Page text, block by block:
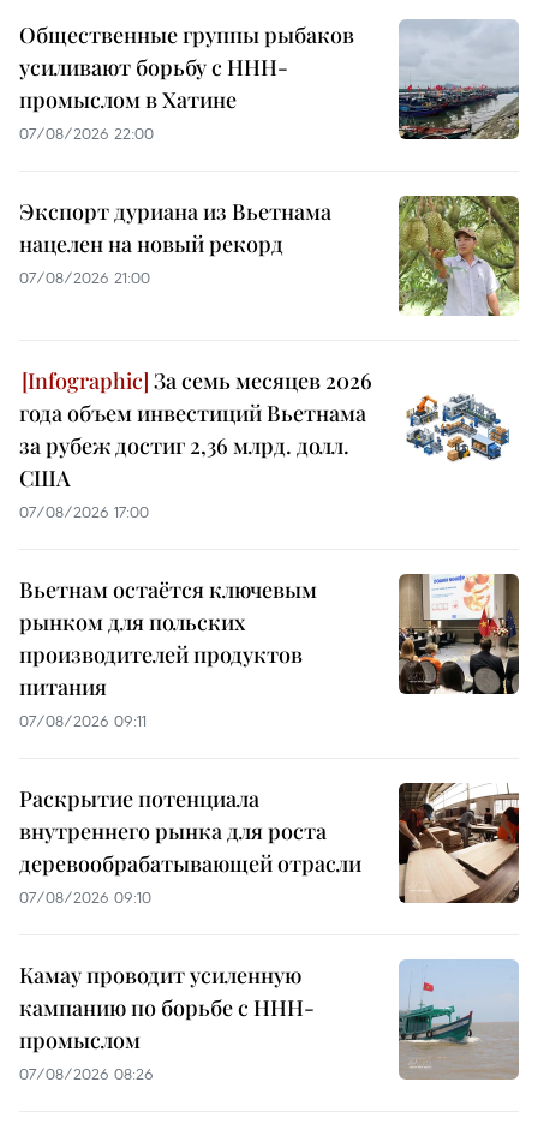
Общественные группы рыбаков
усиливают борьбу с ННН-
промыслом в Хатине
07/08/2026 22:00
Экспорт дуриана из Вьетнама
нацелен на новый рекорд
07/08/2026 21:00
За семь месяцев 2026
года объем инвестиций Вьетнама
за рубеж достиг 2,36 млрд. долл.
США
07/08/2026 17:00
Вьетнам остаётся ключевым
рынком для польских
производителей продуктов
питания
07/08/2026 09:11
Раскрытие потенциала
внутреннего рынка для роста
деревообрабатывающей отрасли
07/08/2026 09:10
Камау проводит усиленную
кампанию по борьбе с ННН-
промыслом
07/08/2026 08:26